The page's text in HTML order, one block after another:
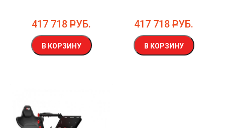
417 718 РУБ.
В КОРЗИНУ
417 718 РУБ.
В КОРЗИНУ